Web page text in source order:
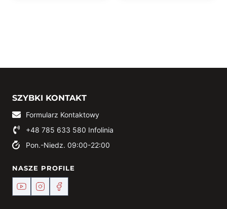
SZYBKI KONTAKT
Formularz Kontaktowy
+48 785 633 580 Infolinia
Pon.-Niedz. 09:00-22:00
NASZE PROFILE